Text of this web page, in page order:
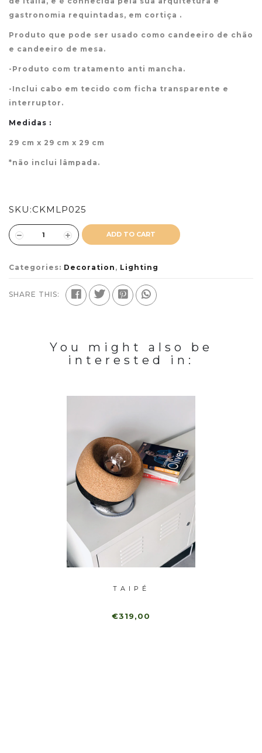
gastronomia requintadas, em cortiça .
Produto que pode ser usado como candeeiro de chão
e candeeiro de mesa.
-Produto com tratamento anti mancha.
-Inclui cabo em tecido com ficha transparente e
interruptor.
Medidas :
29 cm x 29 cm x 29 cm
*não inclui lâmpada.
SKU:CKMLP025
ADD TO CART
Categories: Decoration , Lighting
SHARE THIS:
You might also be
interested in:
TAIPÉ
€319,00